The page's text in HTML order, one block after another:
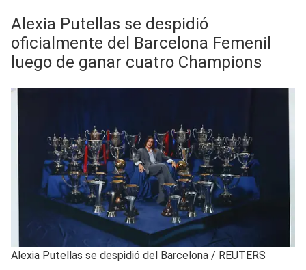
Alexia Putellas se despidió
oficialmente del Barcelona Femenil
luego de ganar cuatro Champions
Alexia Putellas se despidió del Barcelona / REUTERS